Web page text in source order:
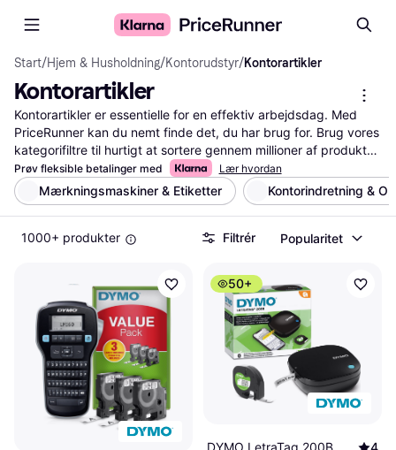
Start/Hjem & Husholdning/Kontorudstyr/Kontorartikler
Kontorartikler
Kontorartikler er essentielle for en effektiv arbejdsdag. Med
PriceRunner kan du nemt finde det, du har brug for. Brug vores
kategorifiltre til hurtigt at sortere gennem millioner af produkter.
Uanset om du søger penne, papir eller printere, gør vores
produkt- og prissammenligning gør det enkelt at se forskellene
og vælge det, der passer bedst til dine behov.
Mere om kontorartikler »
Prøv fleksible betalinger med Lær hvordan
Mærkningsmaskiner & Etiketter Kontorindretning &
1000+ produkter Filtrér Popularitet
50+